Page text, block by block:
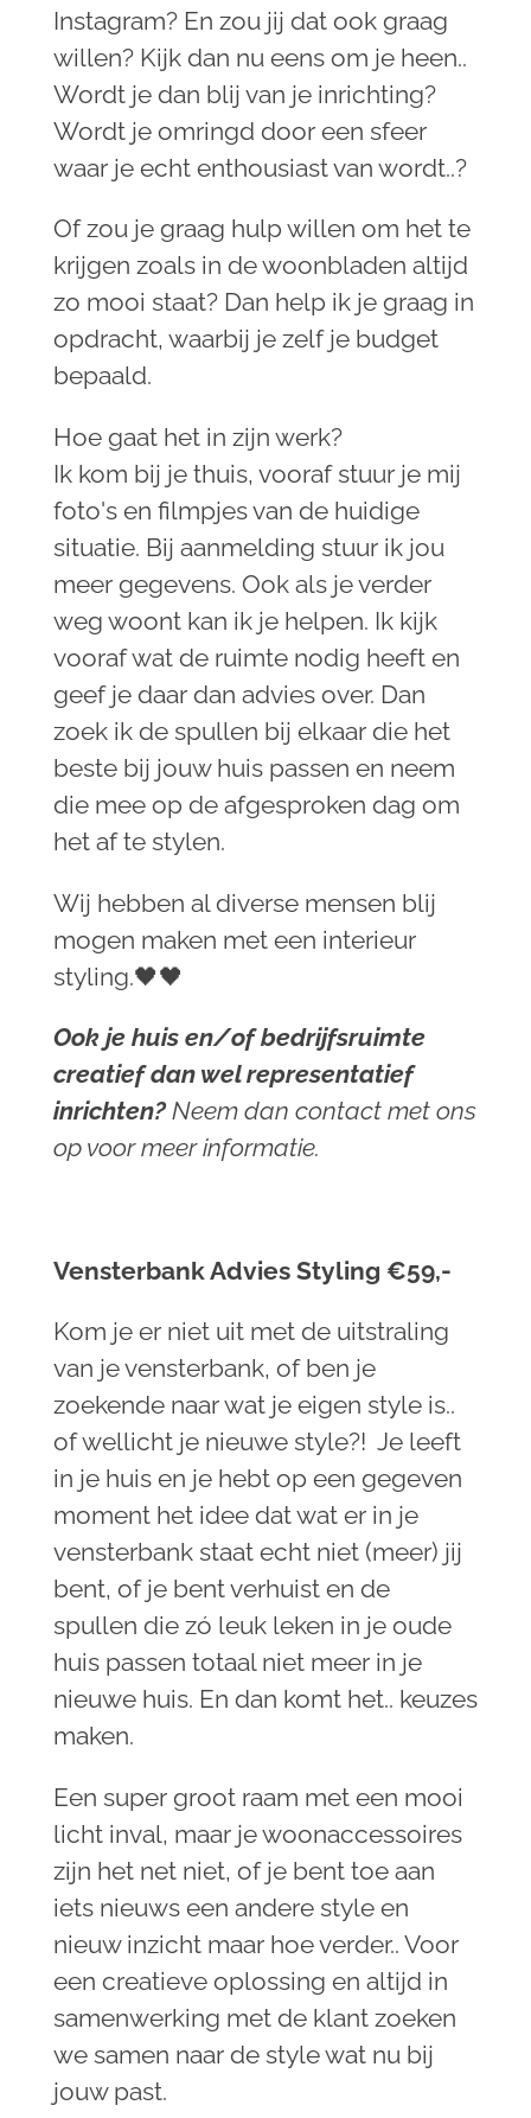
Instagram? En zou jij dat ook graag
willen? Kijk dan nu eens om je heen..
Wordt je dan blij van je inrichting?
Wordt je omringd door een sfeer
waar je echt enthousiast van wordt..?
Of zou je graag hulp willen om het te
krijgen zoals in de woonbladen altijd
zo mooi staat? Dan help ik je graag in
opdracht, waarbij je zelf je budget
bepaald.
Hoe gaat het in zijn werk?
Ik kom bij je thuis, vooraf stuur je mij
foto's en filmpjes van de huidige
situatie. Bij aanmelding stuur ik jou
meer gegevens. Ook als je verder
weg woont kan ik je helpen. Ik kijk
vooraf wat de ruimte nodig heeft en
geef je daar dan advies over. Dan
zoek ik de spullen bij elkaar die het
beste bij jouw huis passen en neem
die mee op de afgesproken dag om
het af te stylen.
Wij hebben al diverse mensen blij
mogen maken met een interieur
styling.🖤🖤
Ook je huis en/of bedrijfsruimte
creatief dan wel representatief
inrichten?Neem dan contact met ons
op voor meer informatie.
Vensterbank Advies Styling €59,-
Kom je er niet uit met de uitstraling
van je vensterbank, of ben je
zoekende naar wat je eigen style is..
of wellicht je nieuwe style?! Je leeft
in je huis en je hebt op een gegeven
moment het idee dat wat er in je
vensterbank staat echt niet (meer) jij
bent, of je bent verhuist en de
spullen die zó leuk leken in je oude
huis passen totaal niet meer in je
nieuwe huis. En dan komt het.. keuzes
maken.
Een super groot raam met een mooi
licht inval, maar je woonaccessoires
zijn het net niet, of je bent toe aan
iets nieuws een andere style en
nieuw inzicht maar hoe verder.. Voor
een creatieve oplossing en altijd in
samenwerking met de klant zoeken
we samen naar de style wat nu bij
jouw past.